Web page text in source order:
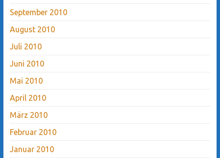
September 2010
August 2010
Juli 2010
Juni 2010
Mai 2010
April 2010
März 2010
Februar 2010
Januar 2010